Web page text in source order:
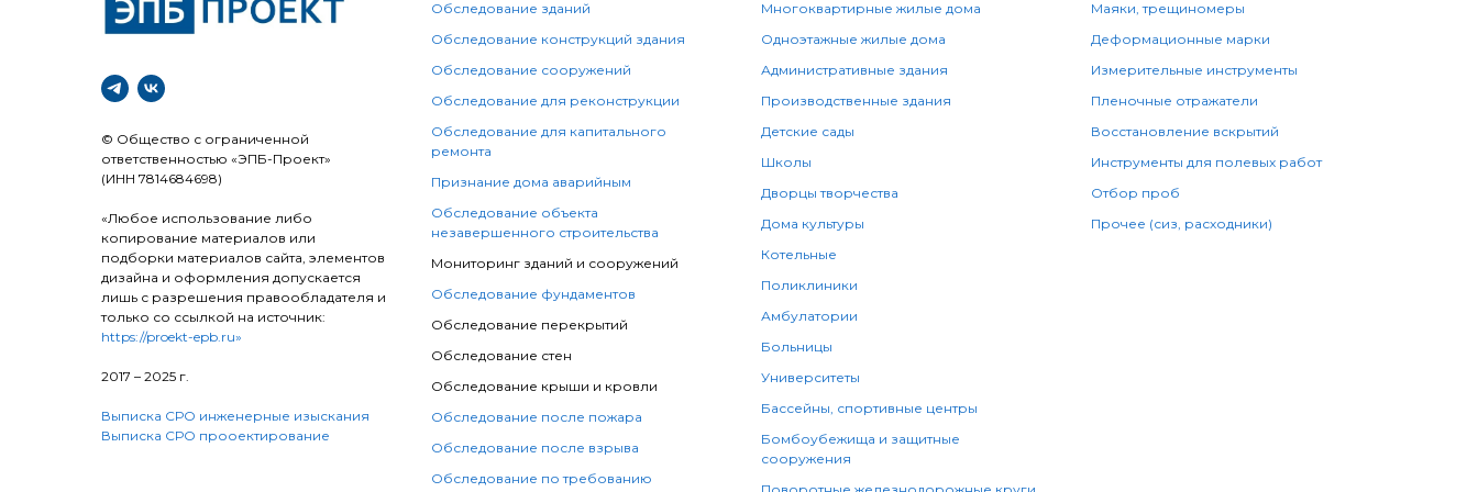
© Общество с ограниченной
ответственностью «ЭПБ-Проект»
(ИНН 7814684698)
«Любое использование либо
копирование материалов или
подборки материалов сайта, элементов
дизайна и оформления допускается
лишь с разрешения правообладателя и
только со ссылкой на источник:
https://proekt-epb.ru»
2017 – 2025 г.
Выписка СРО инженерные изыскания
Выписка СРО прооектирование
Обследование зданий
Обследование конструкций здания
Обследование сооружений
Обследование для реконструкции
Обследование для капитального
ремонта
Признание дома аварийным
Обследование объекта
незавершенного строительства
Мониторинг зданий и сооружений
Обследование фундаментов
Обследование перекрытий
Обследование стен
Обследование крыши и кровли
Обследование после пожара
Обследование после взрыва
Обследование по требованию
Многоквартирные жилые дома
Одноэтажные жилые дома
Административные здания
Производственные здания
Детские сады
Школы
Дворцы творчества
Дома культуры
Котельные
Поликлиники
Амбулатории
Больницы
Университеты
Бассейны, спортивные центры
Бомбоубежища и защитные
сооружения
Маяки, трещиномеры
Деформационные марки
Измерительные инструменты
Пленочные отражатели
Восстановление вскрытий
Инструменты для полевых работ
Отбор проб
Прочее (сиз, расходники)